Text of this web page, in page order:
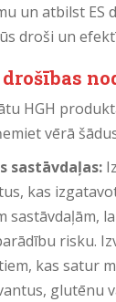
un atbilst ES
droši un
HGH
vērā
sastāvdaļas:
kas
sastāvdaļām,
risku.
kas satur
glutēnu